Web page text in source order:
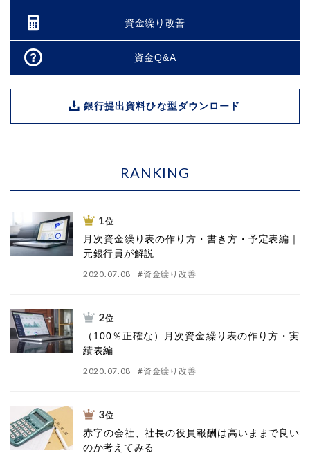
資金繰り改善
資金Q&A
銀行提出資料ひな型ダウンロード
RANKING
1 位
月次資金繰り表の作り方・書き方・予定表編｜
元銀行員が解説
2020.07.08 #資金繰り改善
2位
（100％正確な）月次資金繰り表の作り方・実
績表編
2020.07.08 #資金繰り改善
3位
赤字の会社、社長の役員報酬は高いままで良い
のか考えてみる